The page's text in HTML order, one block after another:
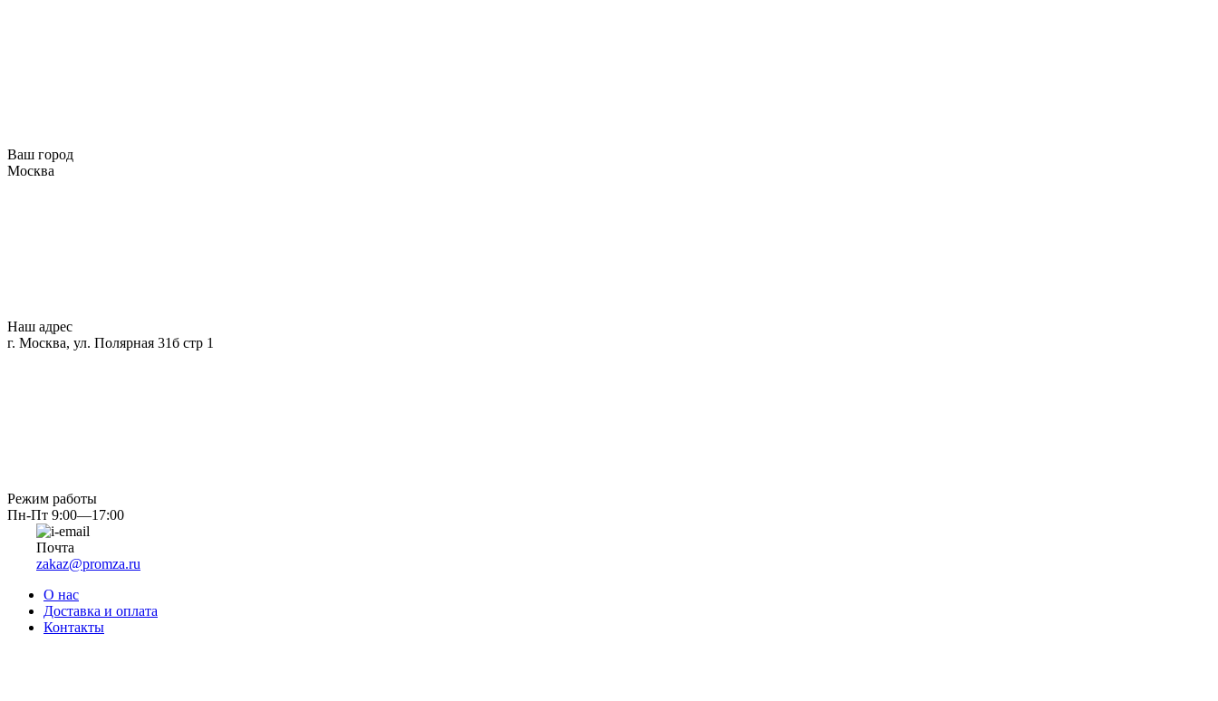
Ваш город
Москва
Наш адрес
г. Москва, ул. Полярная 31б стр 1
Режим работы
Пн-Пт 9:00—17:00
Почта
zakaz@promza.ru
О нас
Доставка и оплата
Контакты